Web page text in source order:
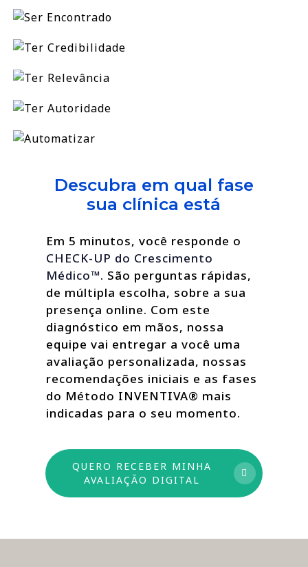
Descubra em qual fase
sua clínica está
Em 5 minutos, você responde o
CHECK-UP do Crescimento
Médico™. São perguntas rápidas,
de múltipla escolha, sobre a sua
presença online. Com este
diagnóstico em mãos, nossa
equipe vai entregar a você uma
avaliação personalizada, nossas
recomendações iniciais e as fases
do Método INVENTIVA® mais
indicadas para o seu momento.
QUERO RECEBER MINHA
AVALIAÇÃO DIGITAL